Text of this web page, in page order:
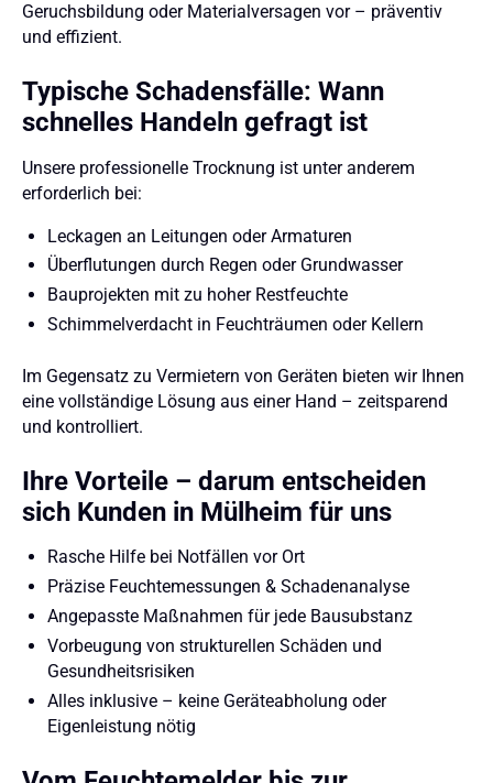
Geruchsbildung oder Materialversagen vor – präventiv
und effizient.
Typische Schadensfälle: Wann
schnelles Handeln gefragt ist
Unsere professionelle Trocknung ist unter anderem
erforderlich bei:
Leckagen an Leitungen oder Armaturen
Überflutungen durch Regen oder Grundwasser
Bauprojekten mit zu hoher Restfeuchte
Schimmelverdacht in Feuchträumen oder Kellern
Im Gegensatz zu Vermietern von Geräten bieten wir Ihnen
eine vollständige Lösung aus einer Hand – zeitsparend
und kontrolliert.
Ihre Vorteile – darum entscheiden
sich Kunden in Mülheim für uns
Rasche Hilfe bei Notfällen vor Ort
Präzise Feuchtemessungen & Schadenanalyse
Angepasste Maßnahmen für jede Bausubstanz
Vorbeugung von strukturellen Schäden und
Gesundheitsrisiken
Alles inklusive – keine Geräteabholung oder
Eigenleistung nötig